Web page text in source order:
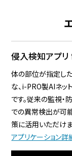
侵入検知アプ
体の部位が指定し
な、i-PRO製AIネッ
です。従来の監視
での異常検出が可
策に活用いただけま
アプリケーション詳